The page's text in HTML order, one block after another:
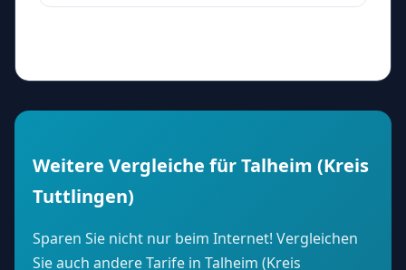
Weitere Vergleiche für Talheim (Kreis
Tuttlingen)
Sparen Sie nicht nur beim Internet! Vergleichen
Sie auch andere Tarife in Talheim (Kreis